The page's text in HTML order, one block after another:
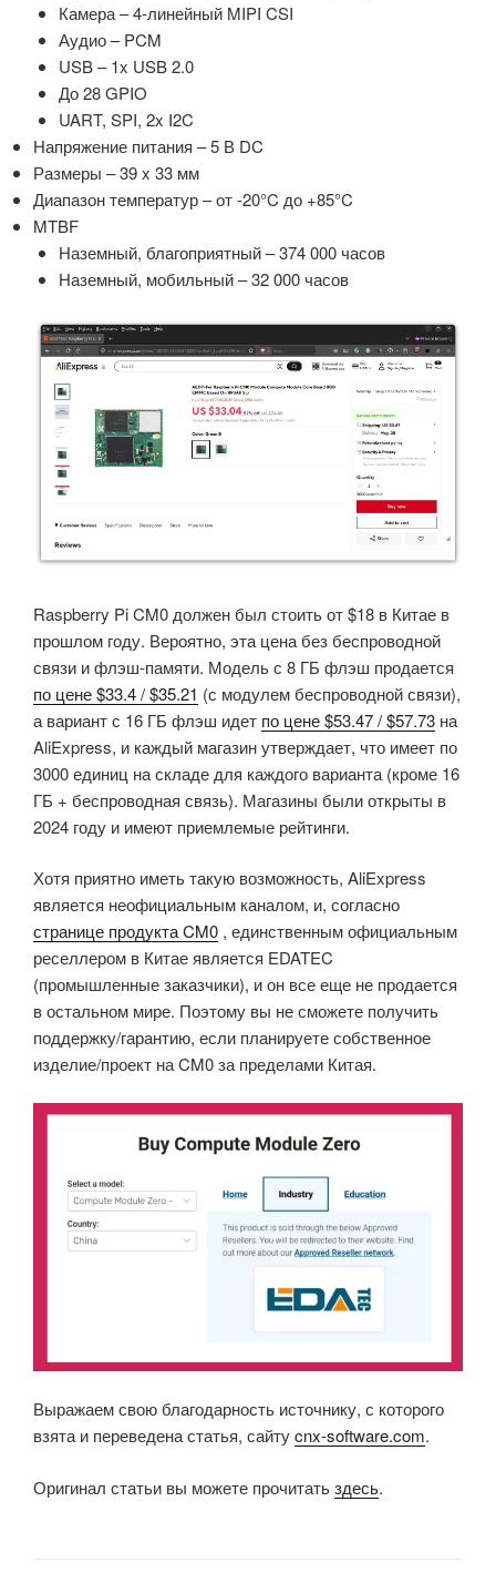
Камера – 4-линейный MIPI CSI
Аудио – PCM
USB – 1x USB 2.0
До 28 GPIO
UART, SPI, 2x I2C
Напряжение питания – 5 В DC
Размеры – 39 x 33 мм
Диапазон температур – от -20°C до +85°C
MTBF
Наземный, благоприятный – 374 000 часов
Наземный, мобильный – 32 000 часов
Raspberry Pi CM0 должен был стоить от $18 в Китае в
прошлом году. Вероятно, эта цена без беспроводной
связи и флэш-памяти. Модель с 8 ГБ флэш продается
по цене $33.4 / $35.21 (с модулем беспроводной связи),
а вариант с 16 ГБ флэш идет по цене $53.47 / $57.73 на
AliExpress, и каждый магазин утверждает, что имеет по
3000 единиц на складе для каждого варианта (кроме 16
ГБ + беспроводная связь). Магазины были открыты в
2024 году и имеют приемлемые рейтинги.
Хотя приятно иметь такую возможность, AliExpress
является неофициальным каналом, и, согласно
странице продукта CM0 , единственным официальным
реселлером в Китае является EDATEC
(промышленные заказчики), и он все еще не продается
в остальном мире. Поэтому вы не сможете получить
поддержку/гарантию, если планируете собственное
изделие/проект на CM0 за пределами Китая.
Выражаем свою благодарность источнику, с которого
взята и переведена статья, сайтуcnx-software.com.
Оригинал статьи вы можете прочитатьздесь.